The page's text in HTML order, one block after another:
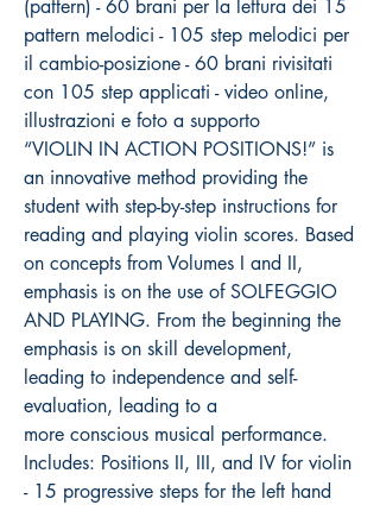
(pattern) - 60 brani per la lettura dei 15
pattern melodici - 105 step melodici per
il cambio-posizione - 60 brani rivisitati
con 105 step applicati - video online,
illustrazioni e foto a supporto
“VIOLIN IN ACTION POSITIONS!” is
an innovative method providing the
student with step-by-step instructions for
reading and playing violin scores. Based
on concepts from Volumes I and II,
emphasis is on the use of SOLFEGGIO
AND PLAYING. From the beginning the
emphasis is on skill development,
leading to independence and self-
evaluation, leading to a
more conscious musical performance.
Includes: Positions II, III, and IV for violin
- 15 progressive steps for the left hand